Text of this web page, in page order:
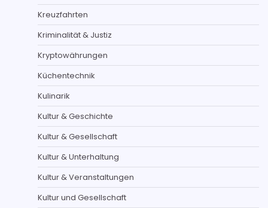
Kreuzfahrten
Kriminalität & Justiz
Kryptowährungen
Küchentechnik
Kulinarik
Kultur & Geschichte
Kultur & Gesellschaft
Kultur & Unterhaltung
Kultur & Veranstaltungen
Kultur und Gesellschaft